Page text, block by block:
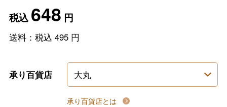
税込648 円
送料：税込 495円
承り百貨店
承り百貨店とは